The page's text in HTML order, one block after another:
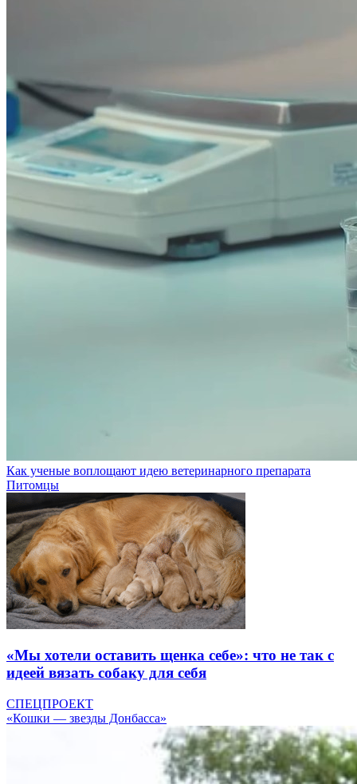
Как ученые воплощают идею ветеринарного препарата
Питомцы
«Мы хотели оставить щенка себе»: что не так с
идеей вязать собаку для себя
СПЕЦПРОЕКТ
«Кошки — звезды Донбасса»